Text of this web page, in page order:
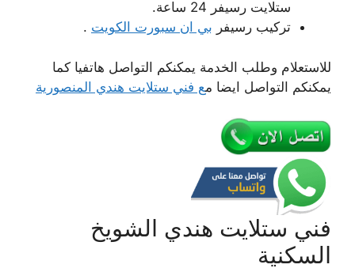
ستلايت رسيفر 24 ساعة.
تركيب رسيفر بي ان سبورت الكويت .
للاستعلام وطلب الخدمة يمكنكم التواصل هاتفيا كما
يمكنكم التواصل ايضا مع فني ستلايت هندي المنصورية
فني ستلايت هندي الشويخ
السكنية